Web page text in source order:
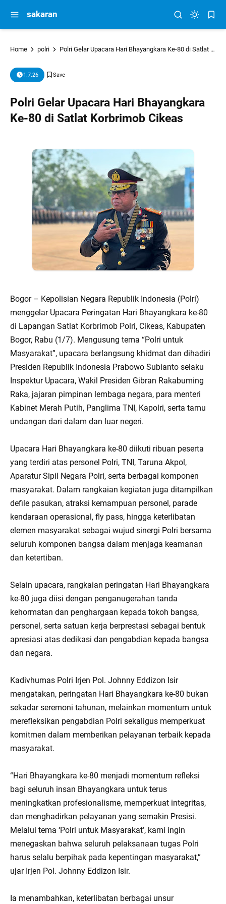
sakaran
Home polri Polri Gelar Upacara Hari Bhayangkara Ke-80 di Satlat Korbrimob Cikeas
1.7.26
Polri Gelar Upacara Hari Bhayangkara
Ke-80 di Satlat Korbrimob Cikeas
Bogor – Kepolisian Negara Republik Indonesia (Polri)
menggelar Upacara Peringatan Hari Bhayangkara ke-80
di Lapangan Satlat Korbrimob Polri, Cikeas, Kabupaten
Bogor, Rabu (1/7). Mengusung tema “Polri untuk
Masyarakat”, upacara berlangsung khidmat dan dihadiri
Presiden Republik Indonesia Prabowo Subianto selaku
Inspektur Upacara, Wakil Presiden Gibran Rakabuming
Raka, jajaran pimpinan lembaga negara, para menteri
Kabinet Merah Putih, Panglima TNI, Kapolri, serta tamu
undangan dari dalam dan luar negeri.
Upacara Hari Bhayangkara ke-80 diikuti ribuan peserta
yang terdiri atas personel Polri, TNI, Taruna Akpol,
Aparatur Sipil Negara Polri, serta berbagai komponen
masyarakat. Dalam rangkaian kegiatan juga ditampilkan
defile pasukan, atraksi kemampuan personel, parade
kendaraan operasional, fly pass, hingga keterlibatan
elemen masyarakat sebagai wujud sinergi Polri bersama
seluruh komponen bangsa dalam menjaga keamanan
dan ketertiban.
Selain upacara, rangkaian peringatan Hari Bhayangkara
ke-80 juga diisi dengan penganugerahan tanda
kehormatan dan penghargaan kepada tokoh bangsa,
personel, serta satuan kerja berprestasi sebagai bentuk
apresiasi atas dedikasi dan pengabdian kepada bangsa
dan negara.
Kadivhumas Polri Irjen Pol. Johnny Eddizon Isir
mengatakan, peringatan Hari Bhayangkara ke-80 bukan
sekadar seremoni tahunan, melainkan momentum untuk
merefleksikan pengabdian Polri sekaligus memperkuat
komitmen dalam memberikan pelayanan terbaik kepada
masyarakat.
“Hari Bhayangkara ke-80 menjadi momentum refleksi
bagi seluruh insan Bhayangkara untuk terus
meningkatkan profesionalisme, memperkuat integritas,
dan menghadirkan pelayanan yang semakin Presisi.
Melalui tema ‘Polri untuk Masyarakat’, kami ingin
menegaskan bahwa seluruh pelaksanaan tugas Polri
harus selalu berpihak pada kepentingan masyarakat,”
ujar Irjen Pol. Johnny Eddizon Isir.
Ia menambahkan, keterlibatan berbagai unsur